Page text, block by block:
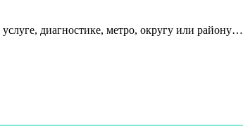
диагностике, метро, округу или району…